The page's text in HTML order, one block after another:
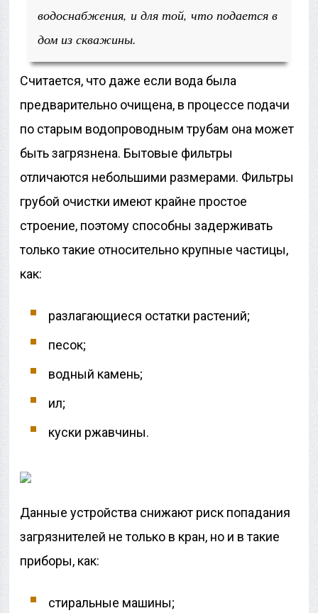
водоснабжения, и для той, что подается в
дом из скважины.
Считается, что даже если вода была
предварительно очищена, в процессе подачи
по старым водопроводным трубам она может
быть загрязнена. Бытовые фильтры
отличаются небольшими размерами. Фильтры
грубой очистки имеют крайне простое
строение, поэтому способны задерживать
только такие относительно крупные частицы,
как:
разлагающиеся остатки растений;
песок;
водный камень;
ил;
куски ржавчины.
Данные устройства снижают риск попадания
загрязнителей не только в кран, но и в такие
приборы, как:
стиральные машины;